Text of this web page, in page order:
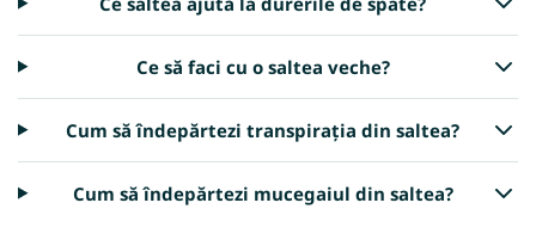
Ce să faci cu o saltea veche?
Cum să îndepărtezi transpirația din saltea?
Cum să îndepărtezi mucegaiul din saltea?